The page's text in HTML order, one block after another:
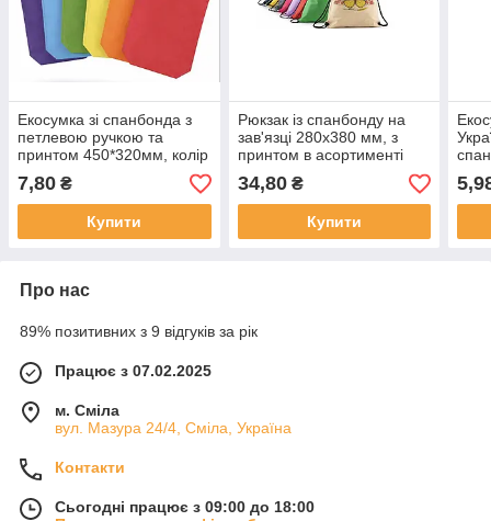
Екосумка зі спанбонда з
петлевою ручкою та
принтом 450*320мм, колір
в асортименті
7,80 ₴
Купити
Рюкзак із спанбонду на
зав'язці 280х380 мм, з
принтом в асортименті
34,80₴
Купити
Про нас
89% позитивних з 9 відгуків за рік
Працює з 07.02.2025
м. Сміла
вул. Мазура 24/4, Сміла, Україна
Контакти
Сьогодні працює з 09:00 до 18:00